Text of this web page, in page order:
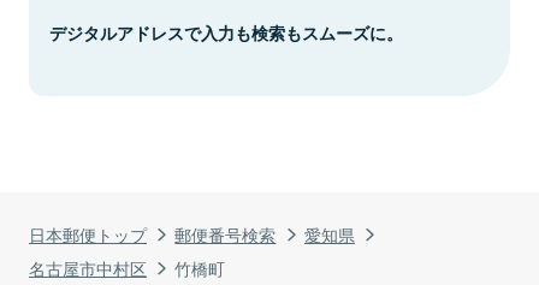
日本郵便トップ 郵便番号検索
愛知県
名古屋市中村区
竹橋町
デジタルアドレスで入力も検索もスムーズに。